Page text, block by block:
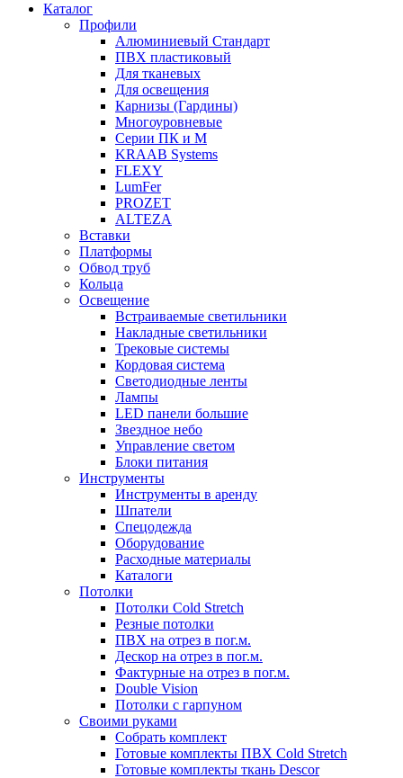
Каталог
Профили
Алюминиевый Стандарт
ПВХ пластиковый
Для тканевых
Для освещения
Карнизы (Гардины)
Многоуровневые
Серии ПК и М
KRAAB Systems
FLEXY
LumFer
PROZET
ALTEZA
Вставки
Платформы
Обвод труб
Кольца
Освещение
Встраиваемые светильники
Накладные светильники
Трековые системы
Кордовая система
Светодиодные ленты
Лампы
LED панели большие
Звездное небо
Управление светом
Блоки питания
Инструменты
Инструменты в аренду
Шпатели
Спецодежда
Оборудование
Расходные материалы
Каталоги
Потолки
Потолки Cold Stretch
Резные потолки
ПВХ на отрез в пог.м.
Дескор на отрез в пог.м.
Фактурные на отрез в пог.м.
Double Vision
Потолки с гарпуном
Своими руками
Собрать комплект
Готовые комплекты ПВХ Cold Stretch
Готовые комплекты ткань Descor